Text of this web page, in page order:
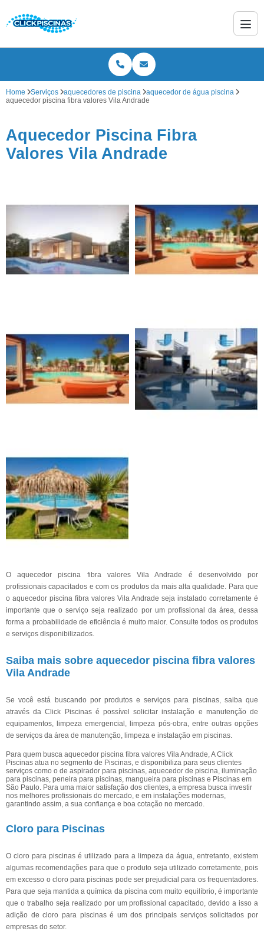
Home Serviços aquecedores de piscina
aquecedor de água piscina
aquecedor piscina fibra valores Vila Andrade
Aquecedor Piscina Fibra
Valores Vila Andrade
O aquecedor piscina fibra valores Vila Andrade é desenvolvido por
profissionais capacitados e com os produtos da mais alta qualidade. Para que
o aquecedor piscina fibra valores Vila Andrade seja instalado corretamente é
importante que o serviço seja realizado por um profissional da área, dessa
forma a probabilidade de eficiência é muito maior. Consulte todos os produtos
e serviços disponibilizados.
Saiba mais sobre aquecedor piscina fibra valores
Vila Andrade
Se você está buscando por produtos e serviços para piscinas, saiba que
através da Click Piscinas é possível solicitar instalação e manutenção de
equipamentos, limpeza emergencial, limpeza pós-obra, entre outras opções
de serviços da área de manutenção, limpeza e instalação em piscinas.
Para quem busca aquecedor piscina fibra valores Vila Andrade, A Click
Piscinas atua no segmento de Piscinas, e disponibiliza para seus clientes
serviços como o de aspirador para piscinas, aquecedor de piscina, iluminação
para piscinas, peneira para piscinas, mangueira para piscinas e Piscinas em
São Paulo. Para uma maior satisfação dos clientes, a empresa busca investir
nos melhores profissionais do mercado, e em instalações modernas,
garantindo assim, a sua confiança e boa cotação no mercado.
Cloro para Piscinas
O cloro para piscinas é utilizado para a limpeza da água, entretanto, existem
algumas recomendações para que o produto seja utilizado corretamente, pois
em excesso o cloro para piscinas pode ser prejudicial para os frequentadores.
Para que seja mantida a química da piscina com muito equilíbrio, é importante
que o trabalho seja realizado por um profissional capacitado, devido a isso a
adição de cloro para piscinas é um dos principais serviços solicitados por
empresas do setor.